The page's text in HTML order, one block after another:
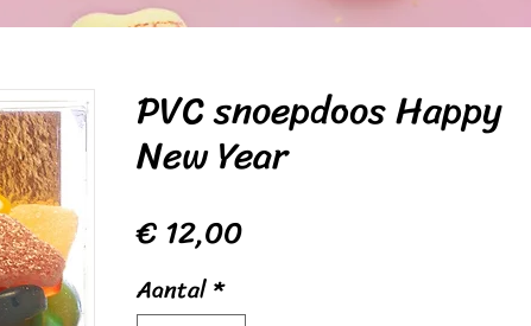
PVC snoepdoos Happy
New Year
€ 12,00Prijs
Aantal*